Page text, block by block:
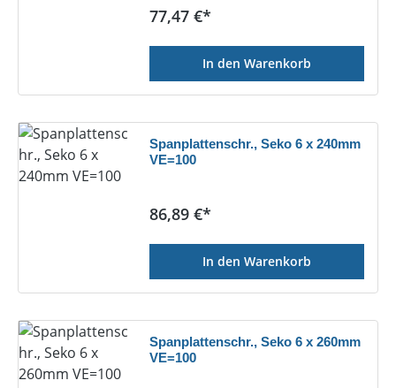
Regulärer Preis:
77,47 €*
In den Warenkorb
Spanplattenschr., Seko 6 x 240mm
VE=100
Regulärer Preis:
86,89 €*
In den Warenkorb
Spanplattenschr., Seko 6 x 260mm
VE=100